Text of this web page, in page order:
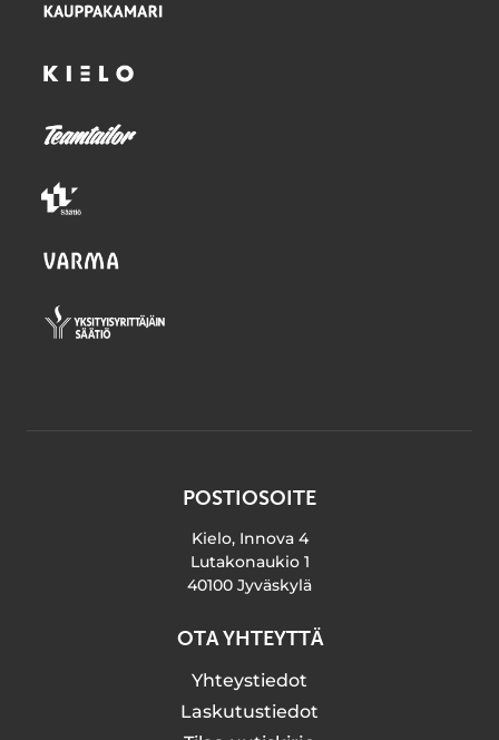
POSTIOSOITE
Kielo, Innova 4
Lutakonaukio 1
40100 Jyväskylä
OTA YHTEYTTÄ
Yhteystiedot
Laskutustiedot